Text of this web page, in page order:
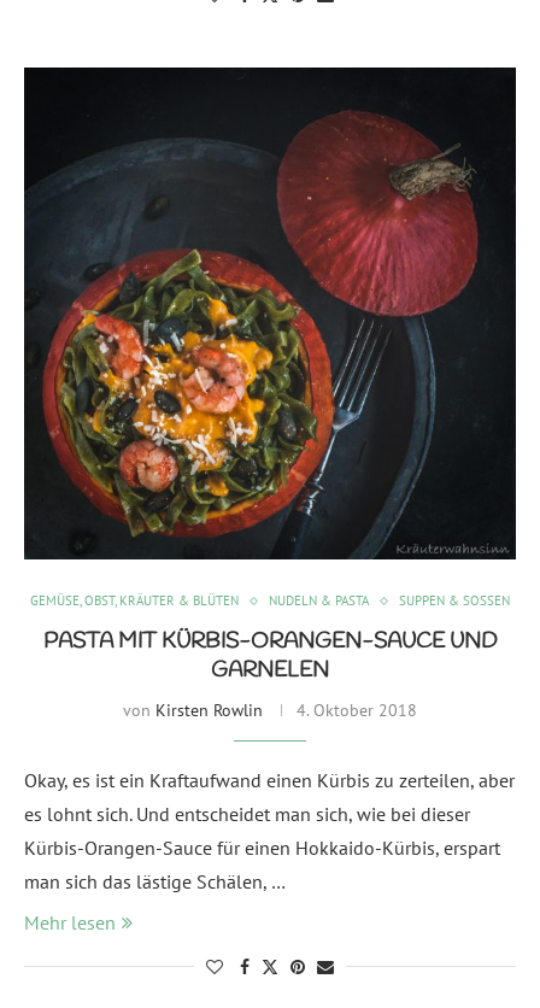
GEMÜSE, OBST, KRÄUTER & BLÜTEN NUDELN & PASTA SUPPEN & SOSSEN
PASTA MIT KÜRBIS-ORANGEN-SAUCE UND
GARNELEN
von Kirsten Rowlin 4. Oktober 2018
Okay, es ist ein Kraftaufwand einen Kürbis zu zerteilen, aber
es lohnt sich. Und entscheidet man sich, wie bei dieser
Kürbis-Orangen-Sauce für einen Hokkaido-Kürbis, erspart
man sich das lästige Schälen, …
Mehr lesen